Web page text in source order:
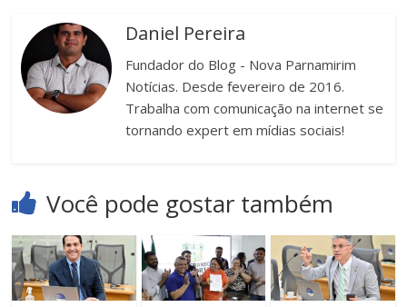
Daniel Pereira
Fundador do Blog - Nova Parnamirim
Notícias. Desde fevereiro de 2016.
Trabalha com comunicação na internet se
tornando expert em mídias sociais!
Você pode gostar também